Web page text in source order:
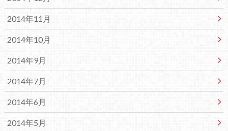
2014年11月
2014年10月
2014年9月
2014年7月
2014年6月
2014年5月